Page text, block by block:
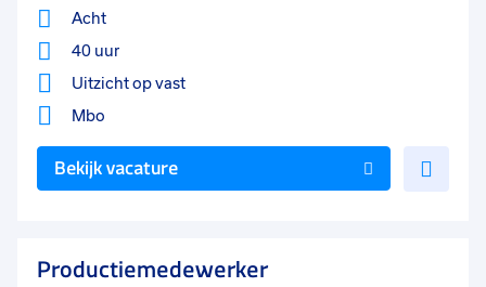
Acht
40 uur
Uitzicht op vast
Mbo
Bekijk vacature
Productiemedewerker